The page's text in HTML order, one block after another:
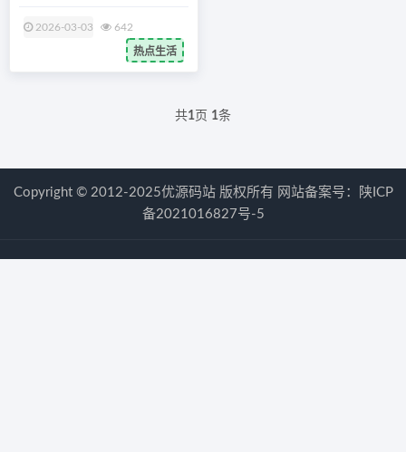
2026-03-03 642
热点生活
共1 页 1条
Copyright © 2012-2025优源码站 版权所有 网站备案号：
陕ICP
备2021016827号-5